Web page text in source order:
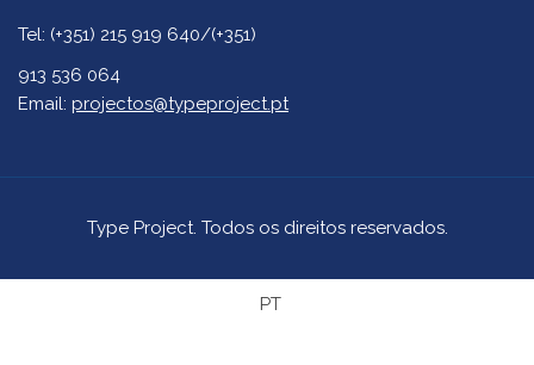
Tel: (+351) 215 919 640/(+351)
913 536 064
Email: projectos@typeproject.pt
Type Project. Todos os direitos reservados.
PT